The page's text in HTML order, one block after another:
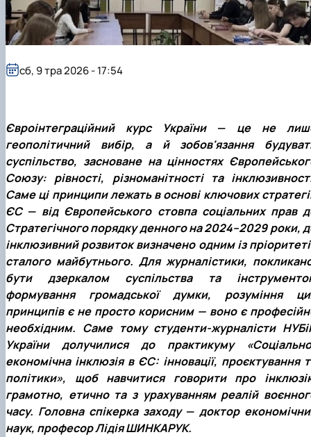
Євроінтеграційний курс України — це не
геополітичний вибір, а й зобов'язання
суспільство, засноване на цінностях
Союзу: рівності, різноманітності та
Саме ці принципи лежать в основі ключових
ЄС — від Європейського стовпа соціальних прав
Стратегічного порядку денного на 2024–2029 роки,
інклюзивний розвиток визначено одним із
сталого майбутнього. Для журналістики,
бути дзеркалом суспільства та
формування громадської думки, розуміння
принципів є не просто корисним — воно є
необхідним. Саме тому студенти-журналісти
України долучилися до практикуму
економічна інклюзія в ЄС: інновації, проєктування
політики», щоб навчитися говорити про
грамотно, етично та з урахуванням реалій
часу. Головна спікерка заходу — доктор
наук, професор Лідія ШИНКАРУК.
сб, 9 тра 2026 - 17:54